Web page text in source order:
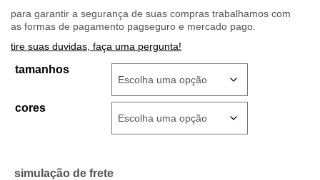
para garantir a segurança de suas compras trabalhamos com
as formas de pagamento pagseguro e mercado pago.
tire suas duvidas, faça uma pergunta!
tamanhos
cores
simulação de frete